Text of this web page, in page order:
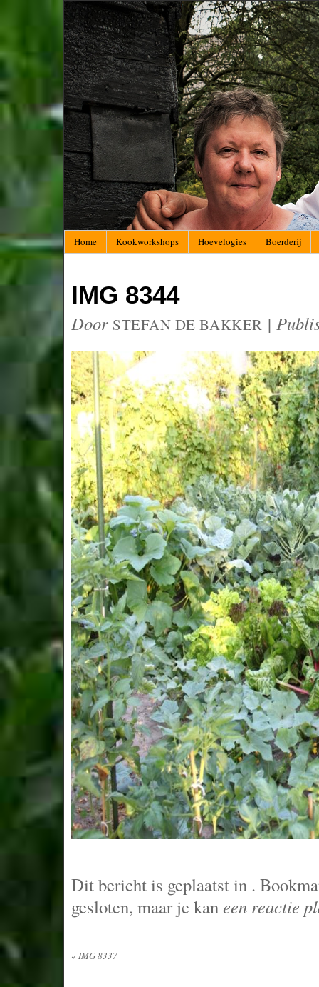
Home Kookworkshops Hoevelogies Boerderij
IMG 8344
Door STEFAN DE BAKKER |
Dit bericht is geplaatst in .
gesloten, maar je kaneen reactie
« IMG 8337